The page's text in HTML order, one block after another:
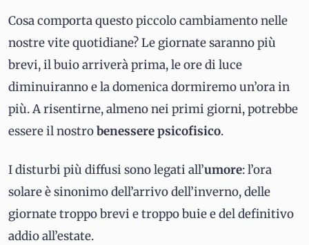
Cosa comporta questo piccolo cambiamento nelle
nostre vite quotidiane? Le giornate saranno più
brevi, il buio arriverà prima, le ore di luce
diminuiranno e la domenica dormiremo un’ora in
più. A risentirne, almeno nei primi giorni, potrebbe
essere il nostrobenessere psicofisico.
I disturbi più diffusi sono legati all’umore: l’ora
solare è sinonimo dell’arrivo dell’inverno, delle
giornate troppo brevi e troppo buie e del definitivo
addio all’estate.